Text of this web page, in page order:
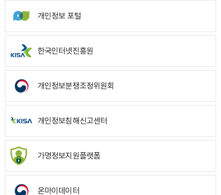
개인정보 포털
한국인터넷진흥원
개인정보분쟁조정위원회
개인정보침해신고센터
가명정보지원플랫폼
온마이데이터